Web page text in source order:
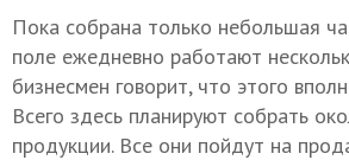
Пока собрана только небольшая
поле ежедневно работают
бизнесмен говорит, что этого
Всего здесь планируют собрать
продукции. Все они пойдут на